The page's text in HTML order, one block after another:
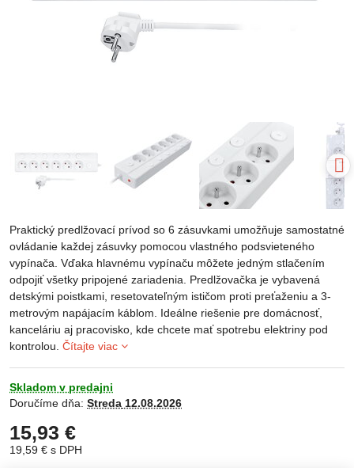
Praktický predlžovací prívod so 6 zásuvkami umožňuje samostatné
ovládanie každej zásuvky pomocou vlastného podsvieteného
vypínača. Vďaka hlavnému vypínaču môžete jedným stlačením
odpojiť všetky pripojené zariadenia. Predlžovačka je vybavená
detskými poistkami, resetovateľným ističom proti preťaženiu a 3-
metrovým napájacím káblom. Ideálne riešenie pre domácnosť,
kanceláriu aj pracovisko, kde chcete mať spotrebu elektriny pod
kontrolou. Čítajte viac
Skladom v predajni
Doručíme dňa: Streda 12.08.2026
15,93 €
19,59 € s DPH